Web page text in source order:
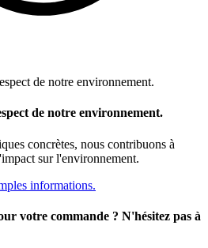
de notre environnement.
concrètes, nous contribuons à
sur l'environnement.
informations.
votre commande ? N'hésitez pas à